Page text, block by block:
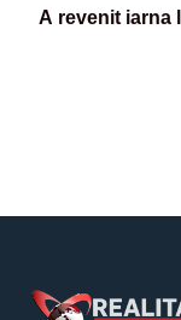
A revenit iarna